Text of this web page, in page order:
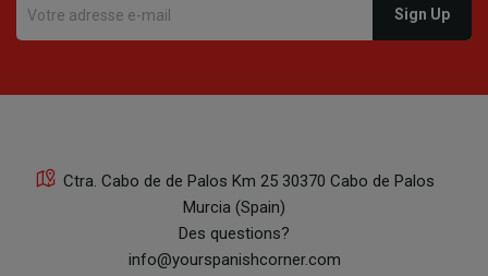
Ctra. Cabo de de Palos Km 25 30370 Cabo de Palos
Murcia (Spain)
Des questions?
info@yourspanishcorner.com